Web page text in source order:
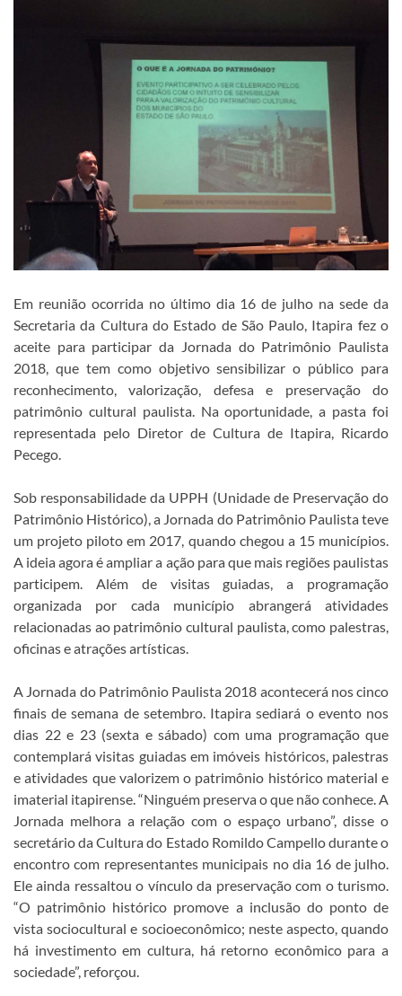
Em reunião ocorrida no último dia 16 de julho na sede da
Secretaria da Cultura do Estado de São Paulo, Itapira fez o
aceite para participar da Jornada do Patrimônio Paulista
2018, que tem como objetivo sensibilizar o público para
reconhecimento, valorização, defesa e preservação do
patrimônio cultural paulista. Na oportunidade, a pasta foi
representada pelo Diretor de Cultura de Itapira, Ricardo
Pecego.
Sob responsabilidade da UPPH (Unidade de Preservação do
Patrimônio Histórico), a Jornada do Patrimônio Paulista teve
um projeto piloto em 2017, quando chegou a 15 municípios.
A ideia agora é ampliar a ação para que mais regiões paulistas
participem. Além de visitas guiadas, a programação
organizada por cada município abrangerá atividades
relacionadas ao patrimônio cultural paulista, como palestras,
oficinas e atrações artísticas.
A Jornada do Patrimônio Paulista 2018 acontecerá nos cinco
finais de semana de setembro. Itapira sediará o evento nos
dias 22 e 23 (sexta e sábado) com uma programação que
contemplará visitas guiadas em imóveis históricos, palestras
e atividades que valorizem o patrimônio histórico material e
imaterial itapirense. “Ninguém preserva o que não conhece. A
Jornada melhora a relação com o espaço urbano”, disse o
secretário da Cultura do Estado Romildo Campello durante o
encontro com representantes municipais no dia 16 de julho.
Ele ainda ressaltou o vínculo da preservação com o turismo.
“O patrimônio histórico promove a inclusão do ponto de
vista sociocultural e socioeconômico; neste aspecto, quando
há investimento em cultura, há retorno econômico para a
sociedade”, reforçou.